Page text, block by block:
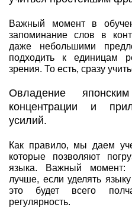
Важный момент в
запоминание слов в
даже небольшими
подходить к единицам
зрения. То есть, сразу
Овладение
концентрации и
усилий.
Как правило, мы даем
которые позволяют
языка. Важный момент:
лучше, если уделять
это будет всего
регулярность.